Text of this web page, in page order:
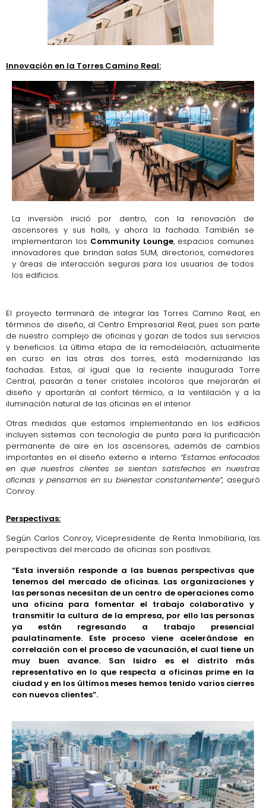
Innovación en la Torres Camino Real:
La inversión inició por dentro, con la renovación de
ascensores y sus halls, y ahora la fachada. También se
implementaron los Community Lounge, espacios comunes
innovadores que brindan salas SUM, directorios, comedores
y áreas de interacción seguras para los usuarios de todos
los edificios.
El proyecto terminará de integrar las Torres Camino Real, en
términos de diseño, al Centro Empresarial Real, pues son parte
de nuestro complejo de oficinas y gozan de todos sus servicios
y beneficios. La última etapa de la remodelación, actualmente
en curso en las otras dos torres, está modernizando las
fachadas. Estas, al igual que la reciente inaugurada Torre
Central, pasarán a tener cristales incoloros que mejorarán el
diseño y aportarán al confort térmico, a la ventilación y a la
iluminación natural de las oficinas en el interior.
Otras medidas que estamos implementando en los edificios
incluyen sistemas con tecnología de punta para la purificación
permanente de aire en los ascensores, además de cambios
importantes en el diseño externo e interno. “Estamos enfocados
en que nuestros clientes se sientan satisfechos en nuestras
oficinas y pensamos en su bienestar constantemente”, aseguró
Conroy.
Perspectivas:
Según Carlos Conroy, Vicepresidente de Renta Inmobiliaria, las
perspectivas del mercado de oficinas son positivas.
“Esta inversión responde a las buenas perspectivas que
tenemos del mercado de oficinas. Las organizaciones y
las personas necesitan de un centro de operaciones como
una oficina para fomentar el trabajo colaborativo y
transmitir la cultura de la empresa, por ello las personas
ya están regresando a trabajo presencial
paulatinamente. Este proceso viene acelerándose en
correlación con el proceso de vacunación, el cual tiene un
muy buen avance. San Isidro es el distrito más
representativo en lo que respecta a oficinas prime en la
ciudad y en los últimos meses hemos tenido varios cierres
con nuevos clientes”.